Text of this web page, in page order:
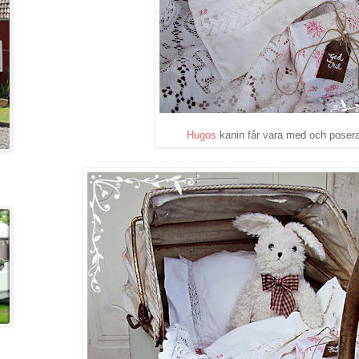
Hugos kanin får vara med och